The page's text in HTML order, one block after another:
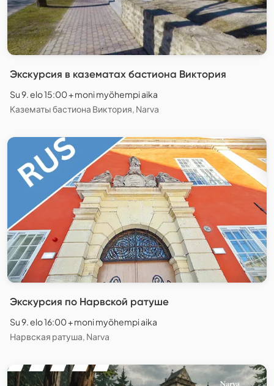
Экскурсия в казематах бастиона Виктория
Su 9. elo 15:00 + moni myöhempi aika
Казематы бастиона Виктория, Narva
Экскурсия по Нарвской ратуше
Su 9. elo 16:00 + moni myöhempi aika
Нарвская ратуша, Narva